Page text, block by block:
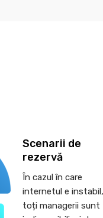
Scenarii de
rezervă
În cazul în care
internetul e instabil,
toți managerii sunt